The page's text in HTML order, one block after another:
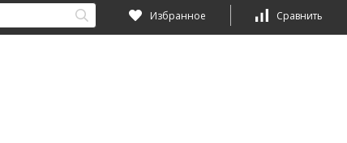
Избранное Сравнить